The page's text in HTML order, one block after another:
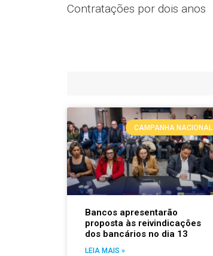
Contratações por dois anos
CAMPANHA NACIONAL
Bancos apresentarão
proposta às reivindicações
dos bancários no dia 13
LEIA MAIS »